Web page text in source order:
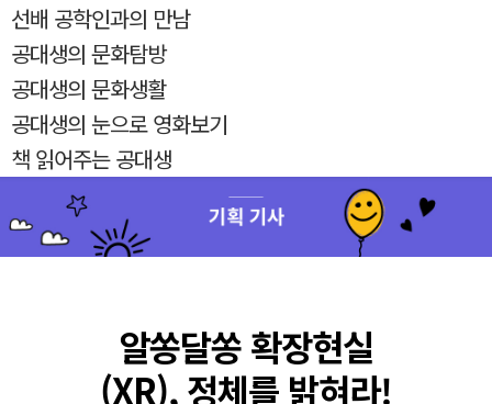
선배 공학인과의 만남
공대생의 문화탐방
공대생의 문화생활
공대생의 눈으로 영화보기
책 읽어주는 공대생
알쏭달쏭 확장현실
(XR), 정체를 밝혀라!